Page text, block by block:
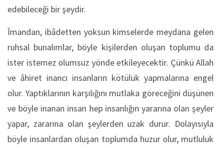
edebileceği bir şeydir.
Îmandan, ibâdetten yoksun kimselerde meydana gelen
ruhsal bunalımlar, böyle kişilerden oluşan toplumu da
ister istemez olumsuz yönde etkileyecektir. Çünkü Allah
ve âhiret inancı insanların kötülük yapmalarına engel
olur. Yaptıklarının karşılığını mutlaka göreceğini düşünen
ve böyle inanan insan hep insanlığın yararına olan şeyler
yapar, zararına olan şeylerden uzak durur. Dolayısıyla
böyle insanlardan oluşan toplumda huzur olur, mutluluk